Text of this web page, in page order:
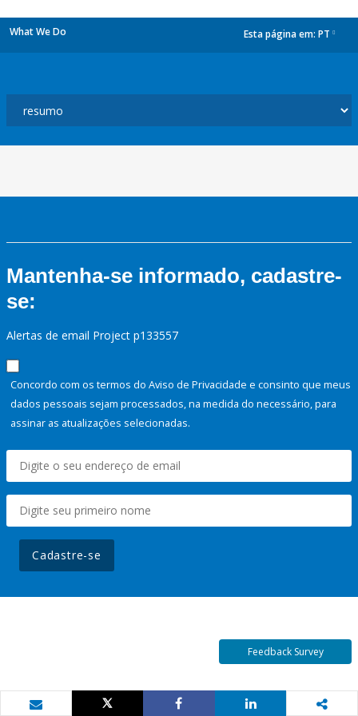
What We Do Esta página em: PT
Mantenha-se informado, cadastre-
se:
Alertas de email Project p133557
Concordo com os termos do Aviso de Privacidade e consinto que meus
dados pessoais sejam processados, na medida do necessário, para
assinar as atualizações selecionadas.
Cadastre-se
Feedback Survey